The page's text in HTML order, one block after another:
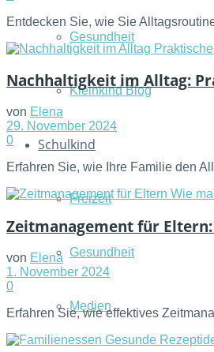
Gesundheit
Kleinkind Blog
Schulkind
Freizeit
Gesundheit
Medien
Entdecken Sie, wie Sie
Nachhaltigkeit im Alltag:
von Elena
29. November 2024
0
Erfahren Sie, wie Ihre Familie den
Zeitmanagement für
von Elena
1. November 2024
0
Erfahren Sie, wie effektives